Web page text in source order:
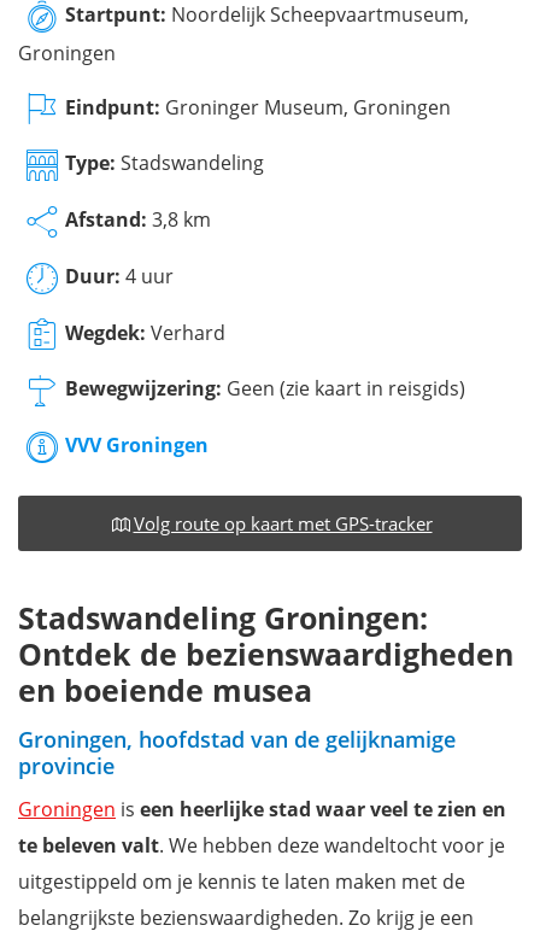
Startpunt: Noordelijk Scheepvaartmuseum,
Groningen
Eindpunt: Groninger Museum, Groningen
Type: Stadswandeling
Afstand: 3,8 km
Duur: 4 uur
Wegdek: Verhard
Bewegwijzering: Geen (zie kaart in reisgids)
VVV Groningen
Volg route op kaart met GPS-tracker
Stadswandeling Groningen:
Ontdek de bezienswaardigheden
en boeiende musea
Groningen, hoofdstad van de gelijknamige
provincie
Groningen is een heerlijke stad waar veel te zien en
te beleven valt. We hebben deze wandeltocht voor je
uitgestippeld om je kennis te laten maken met de
belangrijkste bezienswaardigheden. Zo krijg je een